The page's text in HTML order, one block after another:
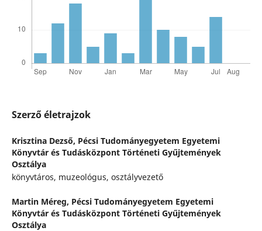
Szerző életrajzok
Krisztina Dezső, Pécsi Tudományegyetem Egyetemi
Könyvtár és Tudásközpont Történeti Gyűjtemények
Osztálya
könyvtáros, muzeológus, osztályvezető
Martin Méreg, Pécsi Tudományegyetem Egyetemi
Könyvtár és Tudásközpont Történeti Gyűjtemények
Osztálya